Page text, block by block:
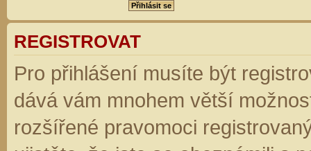
REGISTROVAT
Pro přihlášení musíte být
dává vám mnohem větší
rozšířené pravomoci